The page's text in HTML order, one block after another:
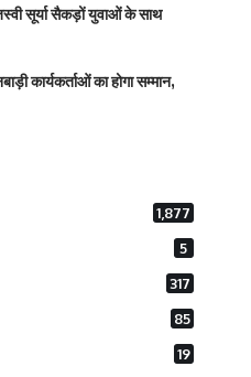
सूर्या सैकड़ों युवाओं के साथ
कार्यकर्ताओं का होगा सम्मान,
1,877
5
317
85
19